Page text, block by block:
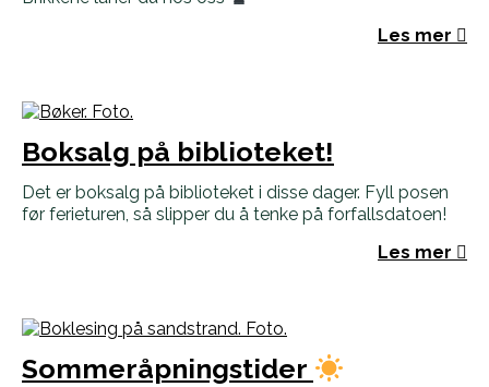
Les mer
Boksalg på biblioteket!
Det er boksalg på biblioteket i disse dager. Fyll posen
før ferieturen, så slipper du å tenke på forfallsdatoen!
Les mer
Sommeråpningstider